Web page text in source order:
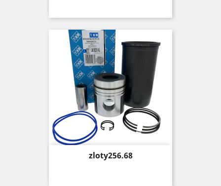
Price
zloty256.68